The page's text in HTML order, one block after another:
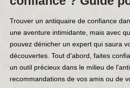
Trouver un antiquaire de confiance
une aventure intimidante, mais avec
pouvez dénicher un expert qui saura
découvertes. Tout d'abord, faites
un outil précieux dans le milieu de
recommandations de vos amis ou de